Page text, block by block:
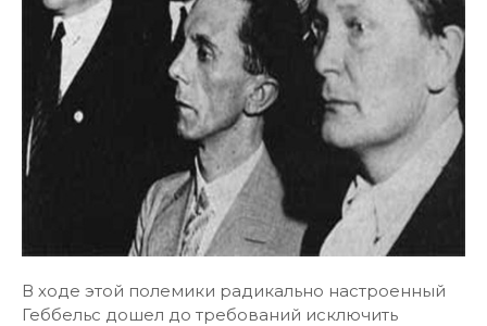
В ходе этой полемики радикально настроенный
Геббельс дошел до требований исключить